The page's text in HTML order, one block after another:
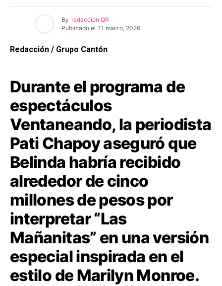
By redaccion QR
Publicado el 11 marzo, 2026
Redacción / Grupo Cantón
Durante el programa de
espectáculos
Ventaneando, la periodista
Pati Chapoy aseguró que
Belinda habría recibido
alrededor de cinco
millones de pesos por
interpretar “Las
Mañanitas” en una versión
especial inspirada en el
estilo de Marilyn Monroe.